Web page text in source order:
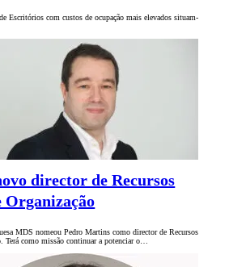
Escritórios com custos de ocupação mais elevados situam-
director de Recursos
Organização
MDS nomeou Pedro Martins como director de Recursos
Terá como missão continuar a potenciar o…